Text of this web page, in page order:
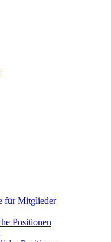
für Mitglieder
Positionen